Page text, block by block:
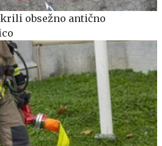
obsežno antično